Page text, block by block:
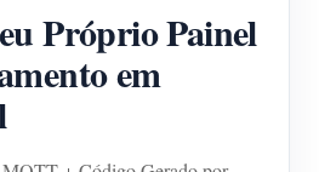
Próprio Painel
em